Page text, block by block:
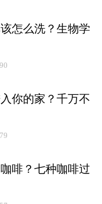
怎么洗？生物学
你的家？千万不
啡？七种咖啡过